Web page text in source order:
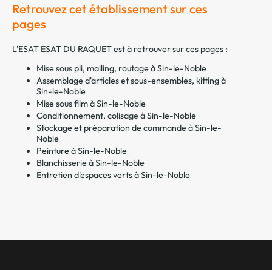
Retrouvez cet établissement sur ces
pages
L'ESAT ESAT DU RAQUET est à retrouver sur ces pages :
Mise sous pli, mailing, routage à Sin-le-Noble
Assemblage d'articles et sous-ensembles, kitting à
Sin-le-Noble
Mise sous film à Sin-le-Noble
Conditionnement, colisage à Sin-le-Noble
Stockage et préparation de commande à Sin-le-
Noble
Peinture à Sin-le-Noble
Blanchisserie à Sin-le-Noble
Entretien d'espaces verts à Sin-le-Noble